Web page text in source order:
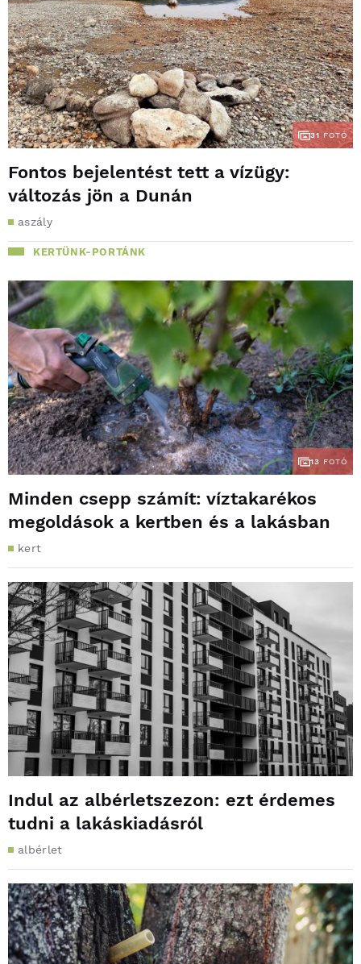
31 FOTÓ
Fontos bejelentést tett a vízügy:
változás jön a Dunán
aszály
KERTÜNK-PORTÁNK
13 FOTÓ
Minden csepp számít: víztakarékos
megoldások a kertben és a lakásban
kert
Indul az albérletszezon: ezt érdemes
tudni a lakáskiadásról
albérlet